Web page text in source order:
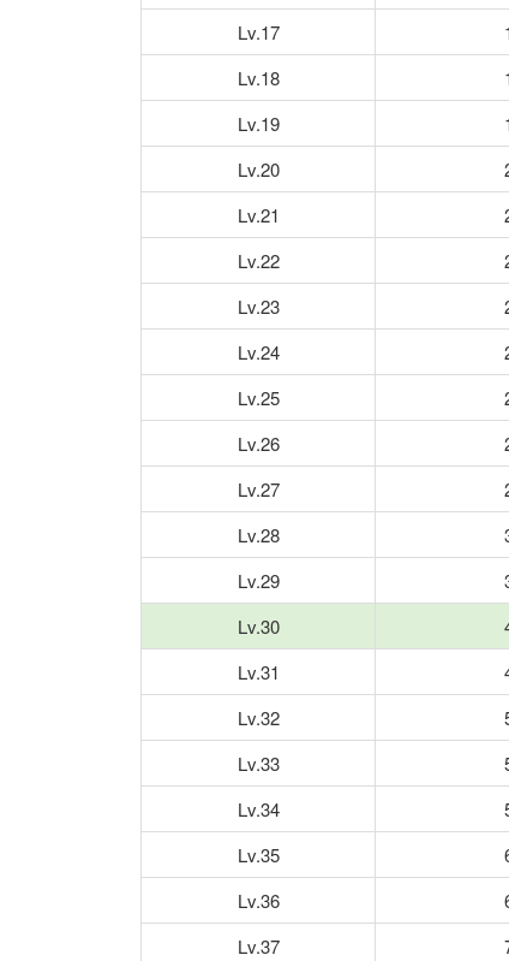
Lv.17
Lv.18
Lv.19
Lv.20
Lv.21
Lv.22
Lv.23
Lv.24
Lv.25
Lv.26
Lv.27
Lv.28
Lv.29
Lv.30
Lv.31
Lv.32
Lv.33
Lv.34
Lv.35
Lv.36
Lv.37